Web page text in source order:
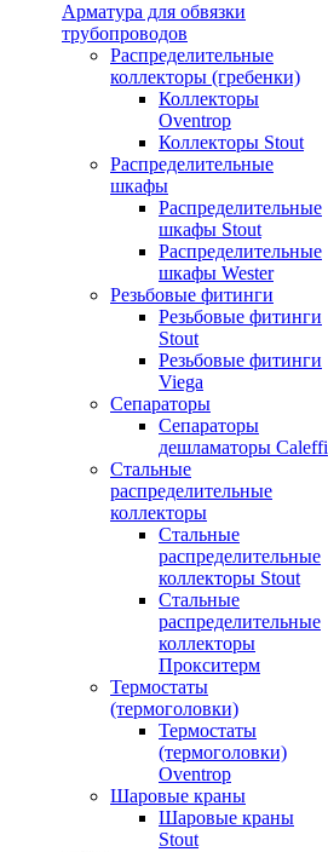
Арматура для обвязки
трубопроводов
Распределительные
коллекторы (гребенки)
Коллекторы
Oventrop
Коллекторы Stout
Распределительные
шкафы
Распределительные
шкафы Stout
Распределительные
шкафы Wester
Резьбовые фитинги
Резьбовые фитинги
Stout
Резьбовые фитинги
Viega
Сепараторы
Сепараторы
дешламаторы Caleffi
Стальные
распределительные
коллекторы
Стальные
распределительные
коллекторы Stout
Стальные
распределительные
коллекторы
Прокситерм
Термостаты
(термоголовки)
Термостаты
(термоголовки)
Oventrop
Шаровые краны
Шаровые краны
Stout